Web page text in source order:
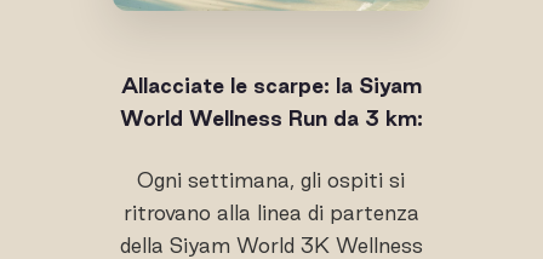
Allacciate le scarpe: la Siyam
World Wellness Run da 3 km:
Ogni settimana, gli ospiti si
ritrovano alla linea di partenza
della Siyam World 3K Wellness